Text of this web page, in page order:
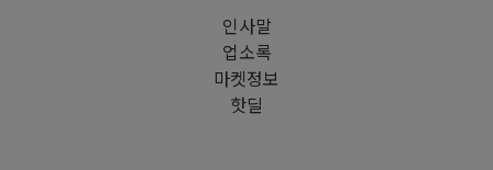
인사말
업소록
마켓정보
핫딜